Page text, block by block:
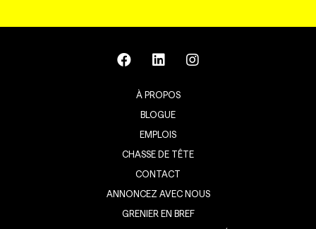
À PROPOS
BLOGUE
EMPLOIS
CHASSE DE TÊTE
CONTACT
ANNONCEZ AVEC NOUS
GRENIER EN BREF